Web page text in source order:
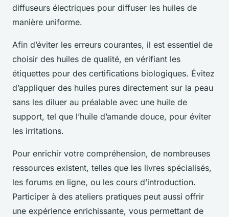
diffuseurs électriques pour diffuser les huiles de
manière uniforme.
Afin d’éviter les erreurs courantes, il est essentiel de
choisir des huiles de qualité, en vérifiant les
étiquettes pour des certifications biologiques. Évitez
d’appliquer des huiles pures directement sur la peau
sans les diluer au préalable avec une huile de
support, tel que l’huile d’amande douce, pour éviter
les irritations.
Pour enrichir votre compréhension, de nombreuses
ressources existent, telles que les livres spécialisés,
les forums en ligne, ou les cours d’introduction.
Participer à des ateliers pratiques peut aussi offrir
une expérience enrichissante, vous permettant de